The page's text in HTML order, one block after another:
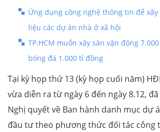
Ứng dụng công nghệ thông tin để
liệu các dự án nhà ở xã hội
TP.HCM muốn xây sân vận động
bóng đá 1.000 tỉ đồng
Tại kỳ họp thứ 13 (kỳ họp cuối năm)
vừa diễn ra từ ngày 6 đến ngày 8.12,
Nghị quyết về Ban hành danh mục dự
đầu tư theo phương thức đối tác công